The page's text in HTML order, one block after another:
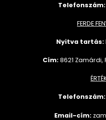
Telefonszám:
FERDE
Nyitva tartás:
Cím:8621 Zamárdi,
Telefonszám:
Email-cím: